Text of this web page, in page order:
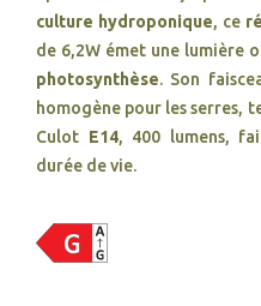
culture hydroponique, ce
de 6,2W émet une lumière
photosynthèse. Son
homogène pour les serres,
Culot E14, 400 lumens,
durée de vie.